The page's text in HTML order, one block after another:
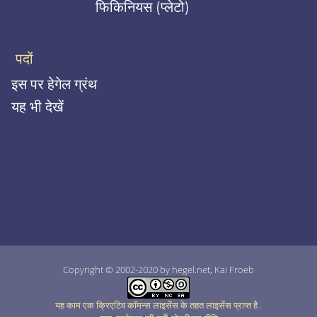
फिकिनियस (प्लेटो)
पदों
इस पर हेगेल ग्रंथ
यह भी देखें
Copyright © 2002-2020 by hegel.net, Kai Froeb
यह काम एक क्रिएटिव कॉमन्स लाइसेंस के तहत लाइसेंस प्राप्त है.